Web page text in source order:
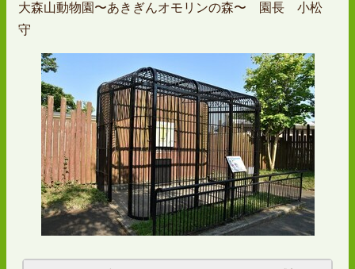
大森山動物園〜あきぎんオモリンの森〜 園長 小松
守